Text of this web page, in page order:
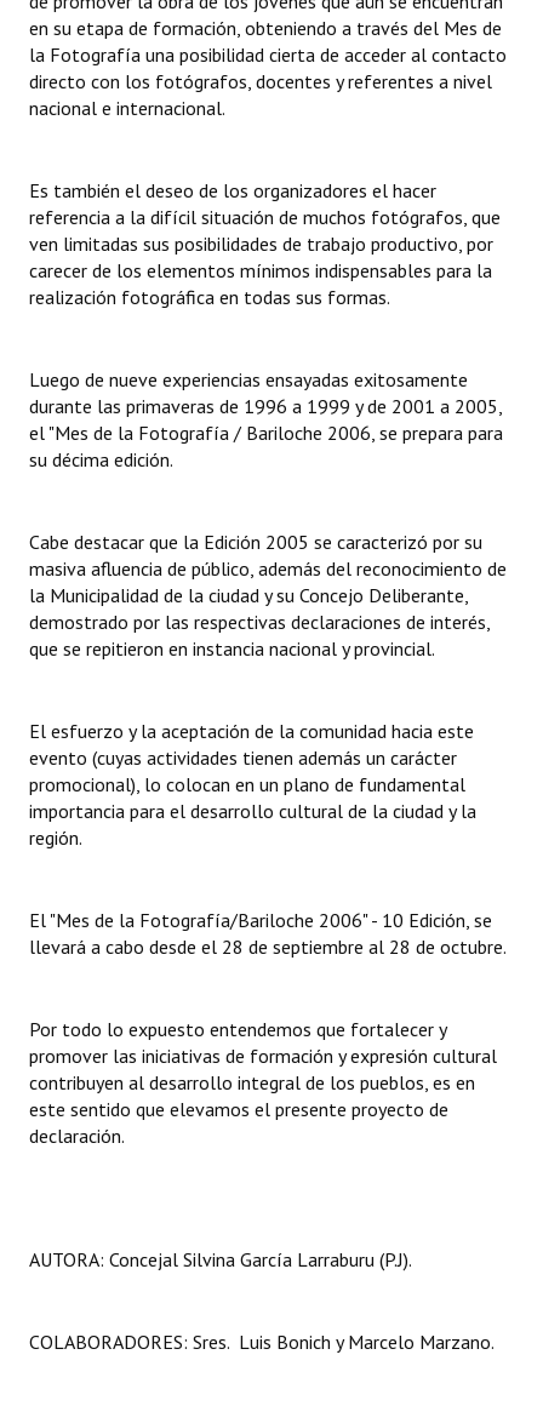
en su etapa de formación, obteniendo a través del Mes de
la Fotografía una posibilidad cierta de acceder al contacto
directo con los fotógrafos, docentes y referentes a nivel
nacional e internacional.
Es también el deseo de los organizadores el hacer
referencia a la difícil situación de muchos fotógrafos, que
ven limitadas sus posibilidades de trabajo productivo, por
carecer de los elementos mínimos indispensables para la
realización fotográfica en todas sus formas.
Luego de nueve experiencias ensayadas exitosamente
durante las primaveras de 1996 a 1999 y de 2001 a 2005,
el "Mes de la Fotografía / Bariloche 2006, se prepara para
su décima edición.
Cabe destacar que la Edición 2005 se caracterizó por su
masiva afluencia de público, además del reconocimiento de
la Municipalidad de la ciudad y su Concejo Deliberante,
demostrado por las respectivas declaraciones de interés,
que se repitieron en instancia nacional y provincial.
El esfuerzo y la aceptación de la comunidad hacia este
evento (cuyas actividades tienen además un carácter
promocional), lo colocan en un plano de fundamental
importancia para el desarrollo cultural de la ciudad y la
región.
El "Mes de la Fotografía/Bariloche 2006" - 10 Edición, se
llevará a cabo desde el 28 de septiembre al 28 de octubre.
Por todo lo expuesto entendemos que fortalecer y
promover las iniciativas de formación y expresión cultural
contribuyen al desarrollo integral de los pueblos, es en
este sentido que elevamos el presente proyecto de
declaración.
AUTORA: Concejal Silvina García Larraburu (P.J).
COLABORADORES: Sres. Luis Bonich y Marcelo Marzano.